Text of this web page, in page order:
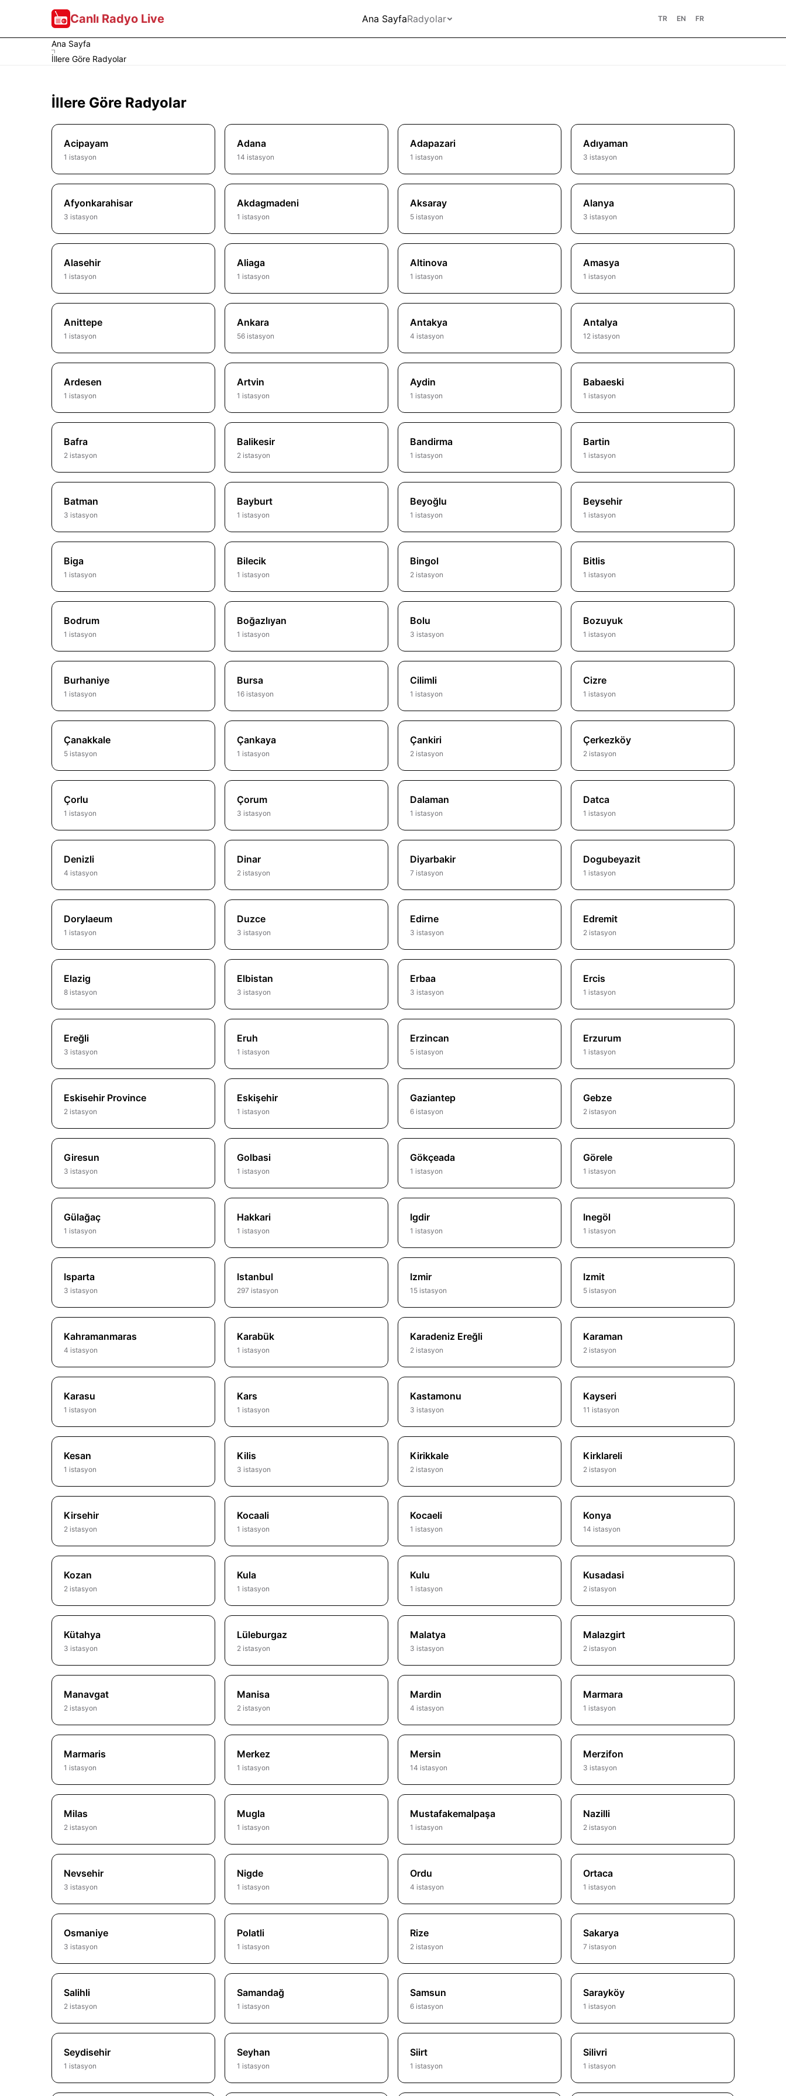
Canlı Radyo Live Ana SayfaRadyolar TR EN FR
Ana Sayfa
İllere Göre Radyolar
İllere Göre Radyolar
Acipayam
1 istasyon
Adana
14 istasyon
Adapazari
1 istasyon
Adıyaman
3 istasyon
Afyonkarahisar
3 istasyon
Akdagmadeni
1 istasyon
Aksaray
5 istasyon
Alanya
3 istasyon
Alasehir
1 istasyon
Aliaga
1 istasyon
Altinova
1 istasyon
Amasya
1 istasyon
Anittepe
1 istasyon
Ankara
56 istasyon
Antakya
4 istasyon
Antalya
12 istasyon
Ardesen
1 istasyon
Artvin
1 istasyon
Aydin
1 istasyon
Babaeski
1 istasyon
Bafra
2 istasyon
Balikesir
2 istasyon
Bandirma
1 istasyon
Bartin
1 istasyon
Batman
3 istasyon
Bayburt
1 istasyon
Beyoğlu
1 istasyon
Beysehir
1 istasyon
Biga
1 istasyon
Bilecik
1 istasyon
Bingol
2 istasyon
Bitlis
1 istasyon
Bodrum
1 istasyon
Boğazlıyan
1 istasyon
Bolu
3 istasyon
Bozuyuk
1 istasyon
Burhaniye
1 istasyon
Bursa
16 istasyon
Cilimli
1 istasyon
Cizre
1 istasyon
Çanakkale
5 istasyon
Çankaya
1 istasyon
Çankiri
2 istasyon
Çerkezköy
2 istasyon
Çorlu
1 istasyon
Çorum
3 istasyon
Dalaman
1 istasyon
Datca
1 istasyon
Denizli
4 istasyon
Dinar
2 istasyon
Diyarbakir
7 istasyon
Dogubeyazit
1 istasyon
Dorylaeum
1 istasyon
Duzce
3 istasyon
Edirne
3 istasyon
Edremit
2 istasyon
Elazig
8 istasyon
Elbistan
3 istasyon
Erbaa
3 istasyon
Ercis
1 istasyon
Ereğli
3 istasyon
Eruh
1 istasyon
Erzincan
5 istasyon
Erzurum
1 istasyon
Eskisehir Province
2 istasyon
Eskişehir
1 istasyon
Gaziantep
6 istasyon
Gebze
2 istasyon
Giresun
3 istasyon
Golbasi
1 istasyon
Gökçeada
1 istasyon
Görele
1 istasyon
Gülağaç
1 istasyon
Hakkari
1 istasyon
Igdir
1 istasyon
Inegöl
1 istasyon
Isparta
3 istasyon
Istanbul
297 istasyon
Izmir
15 istasyon
Izmit
5 istasyon
Kahramanmaras
4 istasyon
Karabük
1 istasyon
Karadeniz Ereğli
2 istasyon
Karaman
2 istasyon
Karasu
1 istasyon
Kars
1 istasyon
Kastamonu
3 istasyon
Kayseri
11 istasyon
Kesan
1 istasyon
Kilis
3 istasyon
Kirikkale
2 istasyon
Kirklareli
2 istasyon
Kirsehir
2 istasyon
Kocaali
1 istasyon
Kocaeli
1 istasyon
Konya
14 istasyon
Kozan
2 istasyon
Kula
1 istasyon
Kulu
1 istasyon
Kusadasi
2 istasyon
Kütahya
3 istasyon
Lüleburgaz
2 istasyon
Malatya
3 istasyon
Malazgirt
2 istasyon
Manavgat
2 istasyon
Manisa
2 istasyon
Mardin
4 istasyon
Marmara
1 istasyon
Marmaris
1 istasyon
Merkez
1 istasyon
Mersin
14 istasyon
Merzifon
3 istasyon
Milas
2 istasyon
Mugla
1 istasyon
Mustafakemalpaşa
1 istasyon
Nazilli
2 istasyon
Nevsehir
3 istasyon
Nigde
1 istasyon
Ordu
4 istasyon
Ortaca
1 istasyon
Osmaniye
3 istasyon
Polatli
1 istasyon
Rize
2 istasyon
Sakarya
7 istasyon
Salihli
2 istasyon
Samandağ
1 istasyon
Samsun
6 istasyon
Sarayköy
1 istasyon
Seydisehir
1 istasyon
Seyhan
1 istasyon
Siirt
1 istasyon
Silivri
1 istasyon